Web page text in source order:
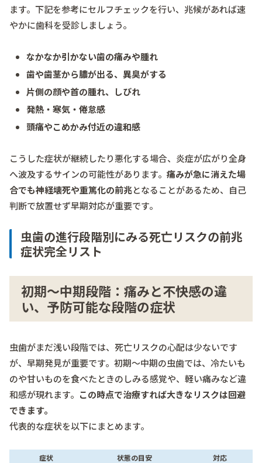
ます。下記を参考にセルフチェックを行い、兆候があれば速
やかに歯科を受診しましょう。
なかなか引かない歯の痛みや腫れ
歯や歯茎から膿が出る、異臭がする
片側の顔や首の腫れ、しびれ
発熱・寒気・倦怠感
頭痛やこめかみ付近の違和感
こうした症状が継続したり悪化する場合、炎症が広がり全身
へ波及するサインの可能性があります。 痛みが急に消えた場
合でも神経壊死や重篤化の前兆となることがあるため、自己
判断で放置せず早期対応が重要です。
虫歯の進行段階別にみる死亡リスクの前兆
症状完全リスト
初期〜中期段階：痛みと不快感の違
い、予防可能な段階の症状
虫歯がまだ浅い段階では、死亡リスクの心配は少ないです
が、早期発見が重要です。初期〜中期の虫歯では、冷たいも
のや甘いものを食べたときのしみる感覚や、軽い痛みなど違
和感が現れます。 この時点で治療すれば大きなリスクは回避
できます。
代表的な症状を以下にまとめます。
症状 状態の目安
対応